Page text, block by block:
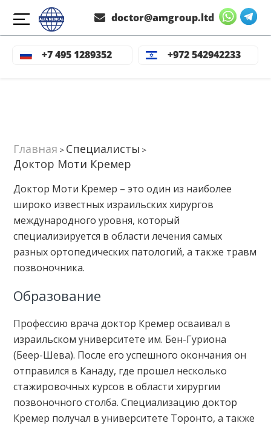
+7 495 1289352 +972 542942233
doctor@amgroup.ltd
Главная > Специалисты >
Доктор Моти Кремер
Доктор Моти Кремер – это один из наиболее
широко известных израильских хирургов
международного уровня, который
специализируется в области лечения самых
разных ортопедических патологий, а также травм
позвоночника.
Образование
Профессию врача доктор Кремер осваивал в
израильском университете им. Бен-Гуриона
(Беер-Шева). После его успешного окончания он
отправился в Канаду, где прошел несколько
стажировочных курсов в области хирургии
позвоночного столба. Специализацию доктор
Кремер получал в университете Торонто, а также